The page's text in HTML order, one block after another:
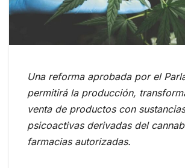
Una reforma aprobada por el
permitirá la producción,
venta de productos con sustancias
psicoactivas derivadas del
farmacias autorizadas.